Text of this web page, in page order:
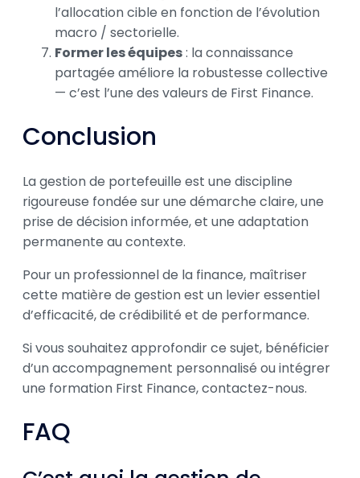
l’allocation cible en fonction de l’évolution
macro / sectorielle.
Former les équipes: la connaissance
partagée améliore la robustesse collective
— c’est l’une des valeurs de First Finance.
Conclusion
La gestion de portefeuille est une discipline
rigoureuse fondée sur une démarche claire, une
prise de décision informée, et une adaptation
permanente au contexte.
Pour un professionnel de la finance, maîtriser
cette matière de gestion est un levier essentiel
d’efficacité, de crédibilité et de performance.
Si vous souhaitez approfondir ce sujet, bénéficier
d’un accompagnement personnalisé ou intégrer
une formation First Finance, contactez-nous.
FAQ